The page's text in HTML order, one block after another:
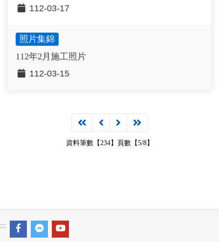
112-03-17
照片集錦
112年2月施工照片
112-03-15
資料筆數【234】頁數【5/8】
:::